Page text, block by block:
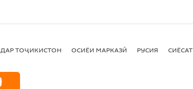
ДАР ТОҶИКИСТОН ОСИЁИ МАРКАЗӢ РУСИЯ СИЁСАТ